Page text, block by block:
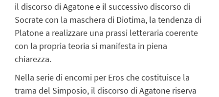
il discorso di Agatone e il successivo discorso di
Socrate con la maschera di Diotima, la tendenza di
Platone a realizzare una prassi letteraria coerente
con la propria teoria si manifesta in piena
chiarezza.
Nella serie di encomi per Eros che costituisce la
trama del Simposio, il discorso di Agatone riserva